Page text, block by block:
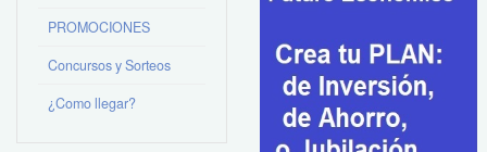
PROMOCIONES
Concursos y Sorteos
¿Como llegar?